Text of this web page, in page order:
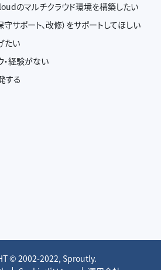
のマルチクラウド環境を構築したい
サポート、改修）をサポートしてほしい
たい
・経験がない
する
© 2002-2022, Sproutly.